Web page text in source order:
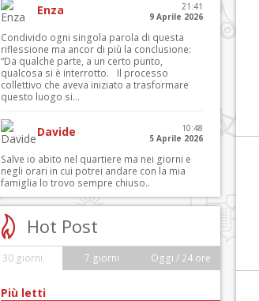
Enza
21:41
9 Aprile 2026
Condivido ogni singola parola di questa
riflessione ma ancor di più la conclusione:
“Da qualche parte, a un certo punto,
qualcosa si è interrotto. Il processo
collettivo che aveva iniziato a trasformare
questo luogo si...
Davide
10:48
5 Aprile 2026
Salve io abito nel quartiere ma nei giorni e
negli orari in cui potrei andare con la mia
famiglia lo trovo sempre chiuso..
Hot Post
30 giorni 7 giorni Oggi / 24 ore
Più letti